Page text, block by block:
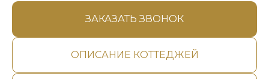
ЗАКАЗАТЬ ЗВОНОК
ОПИСАНИЕ КОТТЕДЖЕЙ